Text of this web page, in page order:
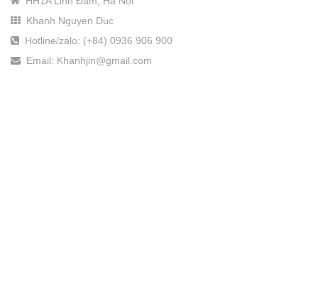
Khanh Nguyen Duc
Hotline/zalo: (+84) 0936 906 900
Email: Khanhjin@gmail.com